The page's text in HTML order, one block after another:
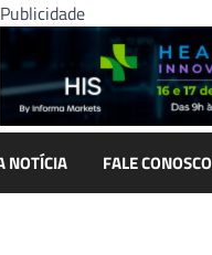
Publicidade
NOTÍCIA FALE CONOSCO